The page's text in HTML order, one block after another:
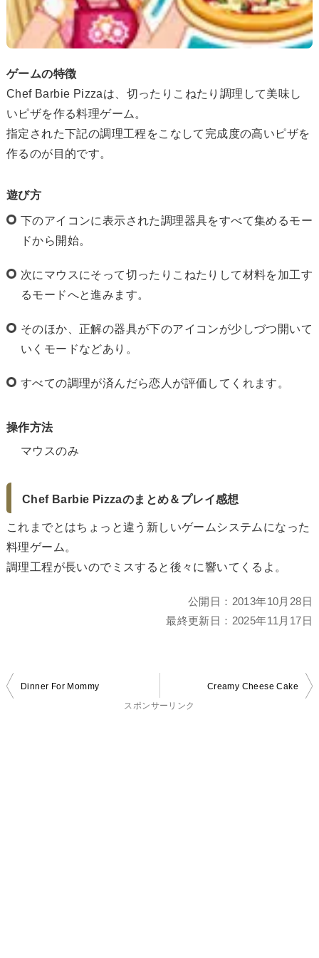
ゲームの特徴
Chef Barbie Pizzaは、切ったりこねたり調理して美味し
いピザを作る料理ゲーム。
指定された下記の調理工程をこなして完成度の高いピザを
作るのが目的です。
遊び方
下のアイコンに表示された調理器具をすべて集めるモー
ドから開始。
次にマウスにそって切ったりこねたりして材料を加工す
るモードへと進みます。
そのほか、正解の器具が下のアイコンが少しづつ開いて
いくモードなどあり。
すべての調理が済んだら恋人が評価してくれます。
操作方法
マウスのみ
Chef Barbie Pizzaのまとめ＆プレイ感想
これまでとはちょっと違う新しいゲームシステムになった
料理ゲーム。
調理工程が長いのでミスすると後々に響いてくるよ。
公開日： 2013年10月28日
最終更新日： 2025年11月17日
投
Dinner For Mommy
Creamy Cheese Cake
スポンサーリンク